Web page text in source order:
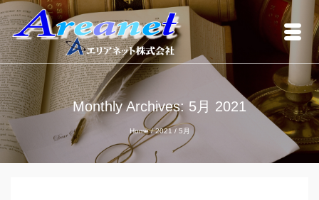
Monthly Archives: 5月 2021
Home / 2021 / 5月